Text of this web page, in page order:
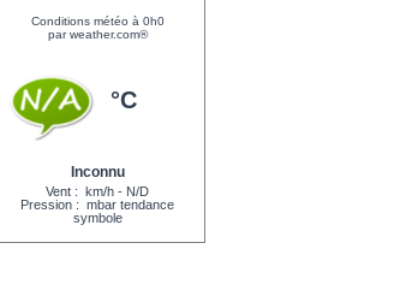
Conditions météo à 0h0
par weather.com®
°C
Inconnu
Vent : km/h - N/D
Pression : mbar tendance
symbole
Prévisions>>